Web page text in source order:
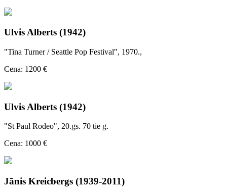
Ulvis Alberts (1942)
"Tina Turner / Seattle Pop Festival", 1970.,
Cena: 1200 €
Ulvis Alberts (1942)
"St Paul Rodeo", 20.gs. 70 tie g.
Cena: 1000 €
Jānis Kreicbergs (1939-2011)